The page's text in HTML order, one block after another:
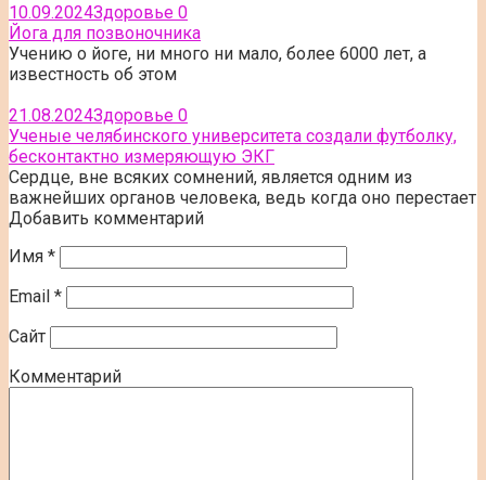
10.09.2024Здоровье 0
Йога для позвоночника
Учению о йоге, ни много ни мало, более 6000 лет, а
известность об этом
21.08.2024Здоровье 0
Ученые челябинского университета создали футболку,
бесконтактно измеряющую ЭКГ
Сердце, вне всяких сомнений, является одним из
важнейших органов человека, ведь когда оно перестает
Добавить комментарий
Имя *
Email *
Сайт
Комментарий